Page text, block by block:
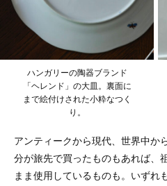
ハンガリーの陶器ブランド
「ヘレンド」の大皿。裏面に
まで絵付けされた小粋なつく
り。
アンティークから現代、世界中か
分が旅先で買ったものもあれば、
まま使用しているものも。いずれ